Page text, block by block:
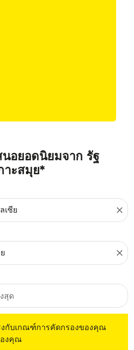
นอยอดนิยมจาก รัฐ
าะสมุย*
close
close
กับเกณฑ์การคัดกรองของคุณ
องคุณ